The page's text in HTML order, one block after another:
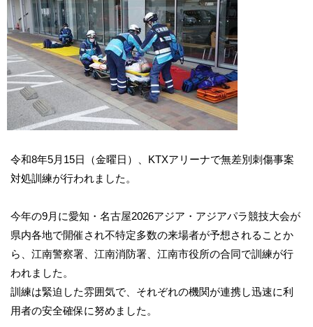
令和8年5月15日（金曜日）、KTXアリーナで無差別刺傷事案
対処訓練が行われました。
今年の9月に愛知・名古屋2026アジア・アジアパラ競技大会が
県内各地で開催され不特定多数の来場者が予想されることか
ら、江南警察署、江南消防署、江南市役所の合同で訓練が行
われました。
訓練は緊迫した雰囲気で、それぞれの機関が連携し迅速に利
用者の安全確保に努めました。